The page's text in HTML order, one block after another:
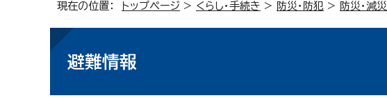
現在の位置： トップページ > くらし・手続き > 防災・防犯 > 防災・減災
避難情報